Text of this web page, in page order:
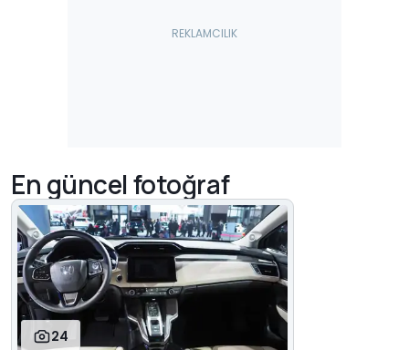
En güncel fotoğraf
24